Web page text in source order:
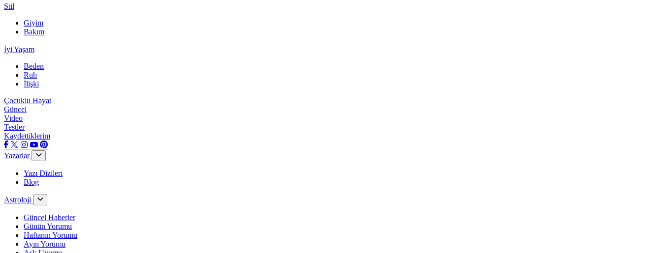
Stil
Giyim
Bakım
İyi Yaşam
Beden
Ruh
İlişki
Çocuklu Hayat
Güncel
Video
Testler
Kaydettiklerim
Yazarlar
Yazı Dizileri
Blog
Astroloji
Güncel Haberler
Günün Yorumu
Haftanın Yorumu
Ayın Yorumu